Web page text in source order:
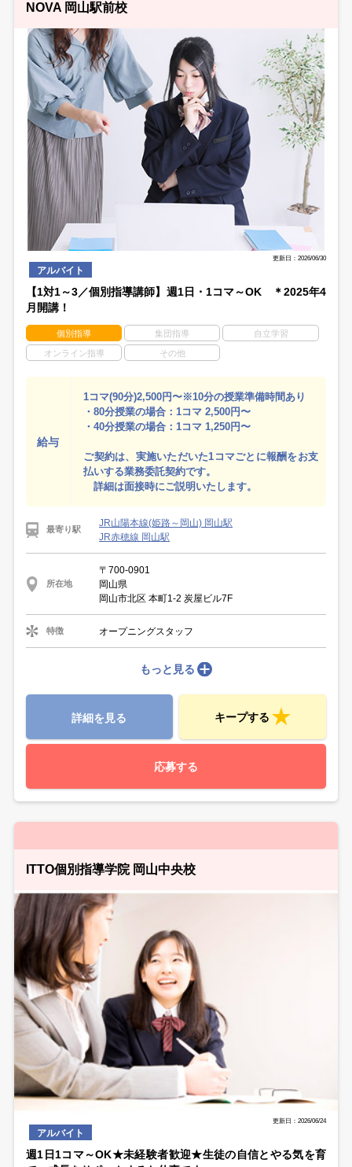
NOVA 岡山駅前校
更新日：2026/06/30
アルバイト
【1対1～3／個別指導講師】週1日・1コマ～OK ＊2025年4
月開講！
個別指導 集団指導 自立学習
オンライン指導 その他
給与
1コマ(90分)2,500円〜※10分の授業準備時間あり
・80分授業の場合：1コマ 2,500円〜
・40分授業の場合：1コマ 1,250円〜
ご契約は、実施いただいた1コマごとに報酬をお支
払いする業務委託契約です。
詳細は面接時にご説明いたします。
最寄り駅
JR山陽本線(姫路～岡山) 岡山駅
JR赤穂線 岡山駅
所在地
〒700-0901
岡山県
岡山市北区 本町1-2 炭屋ビル7F
特徴 オープニングスタッフ
もっと見る
詳細を見る キープする
応募する
ITTO個別指導学院 岡山中央校
更新日：2026/06/24
アルバイト
週1日1コマ～OK★未経験者歓迎★生徒の自信とやる気を育